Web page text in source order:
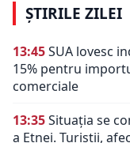
ȘTIRILE ZILEI
13:45SUA lovesc
15% pentru
comerciale
13:35Situația se
a Etnei. Turiștii,